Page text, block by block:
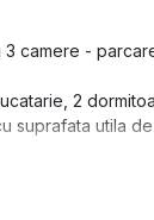
camere -
2
suprafata utila